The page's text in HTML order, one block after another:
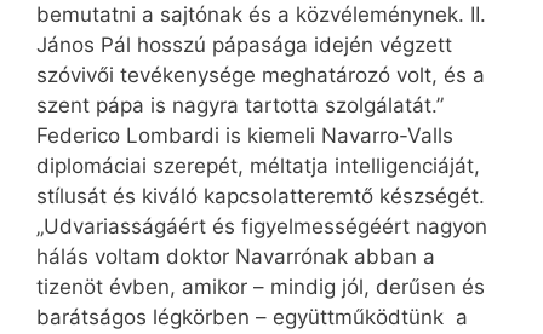
bemutatni a sajtónak és a közvéleménynek. II.
János Pál hosszú pápasága idején végzett
szóvivői tevékenysége meghatározó volt, és a
szent pápa is nagyra tartotta szolgálatát.”
Federico Lombardi is kiemeli Navarro-Valls
diplomáciai szerepét, méltatja intelligenciáját,
stílusát és kiváló kapcsolatteremtő készségét.
„Udvariasságáért és figyelmességéért nagyon
hálás voltam doktor Navarrónak abban a
tizenöt évben, amikor – mindig jól, derűsen és
barátságos légkörben – együttműködtünk a